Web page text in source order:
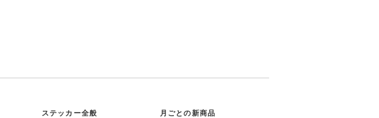
ステッカー全般
月ごとの新商品